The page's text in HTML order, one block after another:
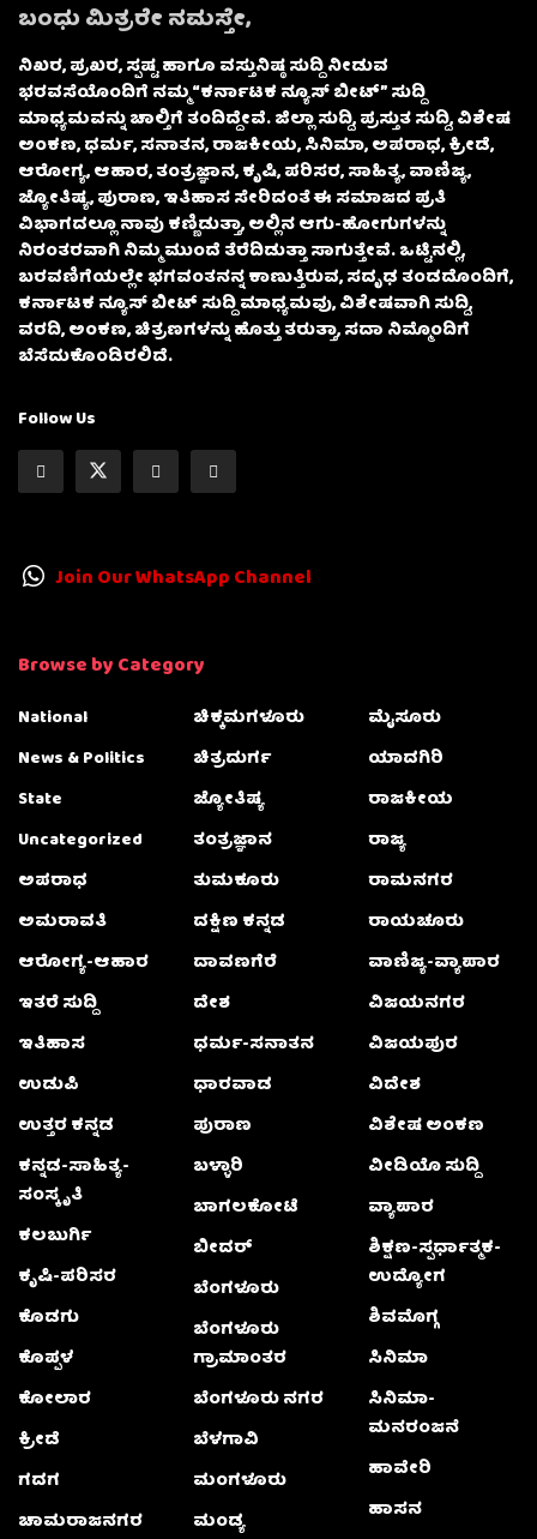
ಬಂಧು ಮಿತ್ರರೇ ನಮಸ್ತೇ,
ನಿಖರ, ಪ್ರಖರ, ಸ್ಪಷ್ಟ ಹಾಗೂ ವಸ್ತುನಿಷ್ಠ ಸುದ್ದಿ ನೀಡುವ
ಭರವಸೆಯೊಂದಿಗೆ ನಮ್ಮ “ಕರ್ನಾಟಕ ನ್ಯೂಸ್ ಬೀಟ್” ಸುದ್ದಿ
ಮಾಧ್ಯಮವನ್ನು ಚಾಲ್ತಿಗೆ ತಂದಿದ್ದೇವೆ. ಜಿಲ್ಲಾ ಸುದ್ದಿ, ಪ್ರಸ್ತುತ ಸುದ್ದಿ, ವಿಶೇಷ
ಅಂಕಣ, ಧರ್ಮ, ಸನಾತನ, ರಾಜಕೀಯ, ಸಿನಿಮಾ, ಅಪರಾಧ, ಕ್ರೀಡೆ,
ಆರೋಗ್ಯ, ಆಹಾರ, ತಂತ್ರಜ್ಞಾನ, ಕೃಷಿ, ಪರಿಸರ, ಸಾಹಿತ್ಯ, ವಾಣಿಜ್ಯ,
ಜ್ಯೋತಿಷ್ಯ, ಪುರಾಣ, ಇತಿಹಾಸ ಸೇರಿದಂತೆ ಈ ಸಮಾಜದ ಪ್ರತಿ
ವಿಭಾಗದಲ್ಲೂ ನಾವು ಕಣ್ಣಿಡುತ್ತಾ, ಅಲ್ಲಿನ ಆಗು-ಹೋಗುಗಳನ್ನು
ನಿರಂತರವಾಗಿ ನಿಮ್ಮ ಮುಂದೆ ತೆರೆದಿಡುತ್ತಾ ಸಾಗುತ್ತೇವೆ. ಒಟ್ಟಿನಲ್ಲಿ,
ಬರವಣಿಗೆಯಲ್ಲೇ ಭಗವಂತನನ್ನ ಕಾಣುತ್ತಿರುವ, ಸದೃಢ ತಂಡದೊಂದಿಗೆ,
ಕರ್ನಾಟಕ ನ್ಯೂಸ್ ಬೀಟ್ ಸುದ್ದಿ ಮಾಧ್ಯಮವು, ವಿಶೇಷವಾಗಿ ಸುದ್ದಿ,
ವರದಿ, ಅಂಕಣ, ಚಿತ್ರಣಗಳನ್ನು ಹೊತ್ತು ತರುತ್ತಾ, ಸದಾ ನಿಮ್ಮೊಂದಿಗೆ
ಬೆಸೆದುಕೊಂಡಿರಲಿದೆ.
Follow Us
Join Our WhatsApp Channel
Browse by Category
National
News & Politics
State
Uncategorized
ಅಪರಾಧ
ಅಮರಾವತಿ
ಆರೋಗ್ಯ-ಆಹಾರ
ಇತರೆ ಸುದ್ದಿ
ಇತಿಹಾಸ
ಉಡುಪಿ
ಉತ್ತರ ಕನ್ನಡ
ಕನ್ನಡ-ಸಾಹಿತ್ಯ-
ಸಂಸ್ಕೃತಿ
ಕಲಬುರ್ಗಿ
ಕೃಷಿ-ಪರಿಸರ
ಕೊಡಗು
ಕೊಪ್ಪಳ
ಕೋಲಾರ
ಕ್ರೀಡೆ
ಗದಗ
ಚಾಮರಾಜನಗರ
ಚಿಕ್ಕಮಗಳೂರು
ಚಿತ್ರದುರ್ಗ
ಜ್ಯೋತಿಷ್ಯ
ತಂತ್ರಜ್ಞಾನ
ತುಮಕೂರು
ದಕ್ಷಿಣ ಕನ್ನಡ
ದಾವಣಗೆರೆ
ದೇಶ
ಧರ್ಮ-ಸನಾತನ
ಧಾರವಾಡ
ಪುರಾಣ
ಬಳ್ಳಾರಿ
ಬಾಗಲಕೋಟೆ
ಬೀದರ್
ಬೆಂಗಳೂರು
ಬೆಂಗಳೂರು
ಗ್ರಾಮಾಂತರ
ಬೆಂಗಳೂರು ನಗರ
ಬೆಳಗಾವಿ
ಮಂಗಳೂರು
ಮಂಡ್ಯ
ಮೈಸೂರು
ಯಾದಗಿರಿ
ರಾಜಕೀಯ
ರಾಜ್ಯ
ರಾಮನಗರ
ರಾಯಚೂರು
ವಾಣಿಜ್ಯ-ವ್ಯಾಪಾರ
ವಿಜಯನಗರ
ವಿಜಯಪುರ
ವಿದೇಶ
ವಿಶೇಷ ಅಂಕಣ
ವೀಡಿಯೊ ಸುದ್ದಿ
ವ್ಯಾಪಾರ
ಶಿಕ್ಷಣ-ಸ್ಪರ್ಧಾತ್ಮಕ-
ಉದ್ಯೋಗ
ಶಿವಮೊಗ್ಗ
ಸಿನಿಮಾ
ಸಿನಿಮಾ-
ಮನರಂಜನೆ
ಹಾವೇರಿ
ಹಾಸನ